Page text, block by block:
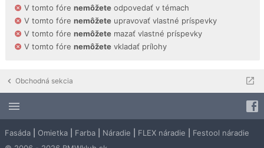
V tomto fóre nemôžete odpovedať v témach
V tomto fóre nemôžete upravovať vlastné príspevky
V tomto fóre nemôžete mazať vlastné príspevky
V tomto fóre nemôžete vkladať prílohy
Obchodná sekcia
Fasáda Omietka Farba Náradie FLEX náradie
Festool náradie